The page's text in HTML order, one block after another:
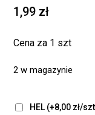
1,99 zł
Cena za 1 szt
2 w magazynie
HEL (+8,00 zł/